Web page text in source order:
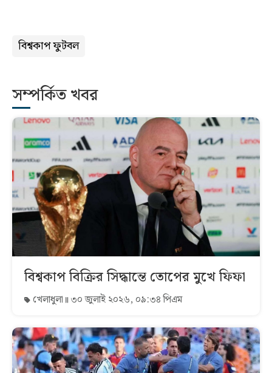
বিশ্বকাপ ফুটবল
সম্পর্কিত খবর
বিশ্বকাপ বিক্রির সিদ্ধান্তে তোপের মুখে ফিফা
খেলাধুলা ৩০ জুলাই ২০২৬, ০৯:৩৪ পিএম